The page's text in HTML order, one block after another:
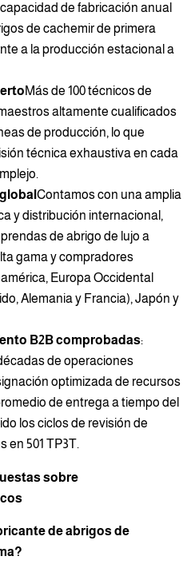
de fabricación anual
de cachemir de primera
a la producción estacional a
Más de 100 técnicos de
altamente cualificados
de producción, lo que
técnica exhaustiva en cada
Contamos con una amplia
y distribución internacional,
de abrigo de lujo a
gama y compradores
Europa Occidental
Alemania y Francia), Japón y
B2B comprobadas:
de operaciones
optimizada de recursos
de entrega a tiempo del
los ciclos de revisión de
en 501 TP3T.
sobre
de abrigos de